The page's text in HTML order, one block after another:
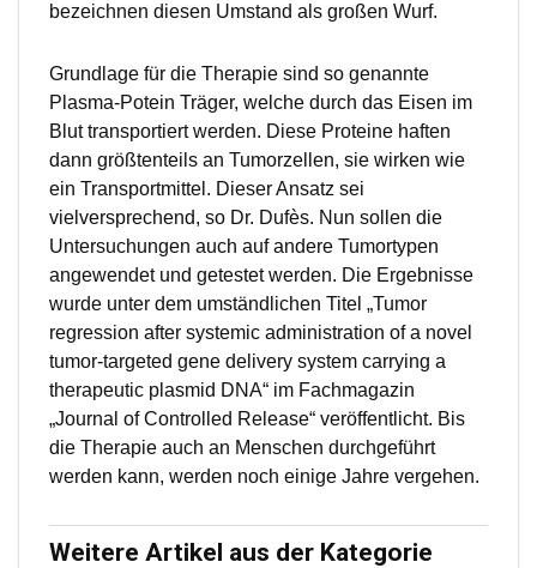
bezeichnen diesen Umstand als großen Wurf.
Grundlage für die Therapie sind so genannte
Plasma-Potein Träger, welche durch das Eisen im
Blut transportiert werden. Diese Proteine haften
dann größtenteils an Tumorzellen, sie wirken wie
ein Transportmittel. Dieser Ansatz sei
vielversprechend, so Dr. Dufès. Nun sollen die
Untersuchungen auch auf andere Tumortypen
angewendet und getestet werden. Die Ergebnisse
wurde unter dem umständlichen Titel „Tumor
regression after systemic administration of a novel
tumor-targeted gene delivery system carrying a
therapeutic plasmid DNA“ im Fachmagazin
„Journal of Controlled Release“ veröffentlicht. Bis
die Therapie auch an Menschen durchgeführt
werden kann, werden noch einige Jahre vergehen.
Weitere Artikel aus der Kategorie